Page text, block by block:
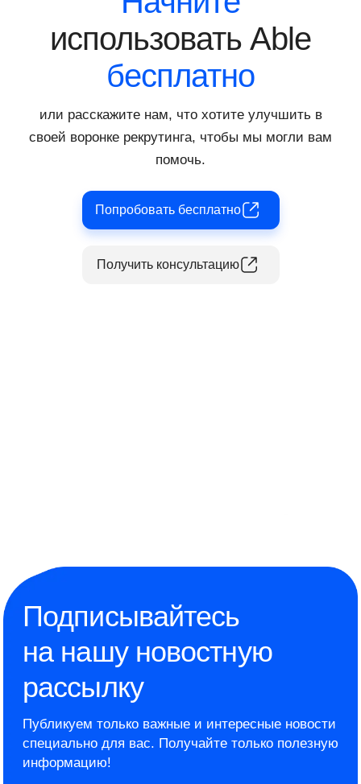
потенциале кандидата, экономя при этом
использовать Able
бесплатно
или расскажите нам, что хотите улучшить в
своей воронке рекрутинга, чтобы мы могли вам
помочь.
Попробовать бесплатно
Получить консультацию
Подписывайтесь
на нашу новостную
рассылку
Публикуем только важные и интересные новости
специально для вас. Получайте только полезную
информацию!